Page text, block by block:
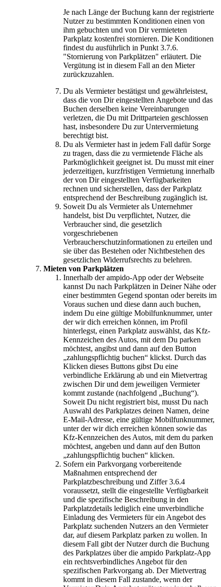
Je nach Länge der Buchung kann der registrierte
Nutzer zu bestimmten Konditionen einen von
ihm gebuchten und von Dir vermieteten
Parkplatz kostenfrei stornieren. Die Konditionen
findest du ausführlich in Punkt 3.7.6.
"Stornierung von Parkplätzen" erläutert. Die
Vergütung ist in diesem Fall an den Mieter
zurückzuzahlen.
Du als Vermieter bestätigst und gewährleistest,
dass die von Dir eingestellten Angebote und das
Buchen derselben keine Vereinbarungen
verletzen, die Du mit Drittparteien geschlossen
hast, insbesondere Du zur Untervermietung
berechtigt bist.
Du als Vermieter hast in jedem Fall dafür Sorge
zu tragen, dass die zu vermietende Fläche als
Parkmöglichkeit geeignet ist. Du musst mit einer
jederzeitigen, kurzfristigen Vermietung innerhalb
der von Dir eingestellten Verfügbarkeiten
rechnen und sicherstellen, dass der Parkplatz
entsprechend der Beschreibung zugänglich ist.
Soweit Du als Vermieter als Unternehmer
handelst, bist Du verpflichtet, Nutzer, die
Verbraucher sind, die gesetzlich
vorgeschriebenen
Verbraucherschutzinformationen zu erteilen und
sie über das Bestehen oder Nichtbestehen des
gesetzlichen Widerrufsrechts zu belehren.
Mieten von Parkplätzen
Innerhalb der ampido-App oder der Webseite
kannst Du nach Parkplätzen in Deiner Nähe oder
einer bestimmten Gegend spontan oder bereits im
Voraus suchen und diese dann auch buchen,
indem Du eine gültige Mobilfunknummer, unter
der wir dich erreichen können, im Profil
hinterlegst, einen Parkplatz auswählst, das Kfz-
Kennzeichen des Autos, mit dem Du parken
möchtest, angibst und dann auf den Button
„zahlungspflichtig buchen“ klickst. Durch das
Klicken dieses Buttons gibst Du eine
verbindliche Erklärung ab und ein Mietvertrag
zwischen Dir und dem jeweiligen Vermieter
kommt zustande (nachfolgend „Buchung“).
Soweit Du nicht registriert bist, musst Du nach
Auswahl des Parkplatzes deinen Namen, deine
E-Mail-Adresse, eine gültige Mobilfunknummer,
unter der wir dich erreichen können sowie das
Kfz-Kennzeichen des Autos, mit dem du parken
möchtest, angeben und dann auf den Button
„zahlungspflichtig buchen“ klicken.
Sofern ein Parkvorgang vorbereitende
Maßnahmen entsprechend der
Parkplatzbeschreibung und Ziffer 3.6.4
voraussetzt, stellt die eingestellte Verfügbarkeit
und die spezifische Beschreibung in den
Parkplatzdetails lediglich eine unverbindliche
Einladung des Vermieters für ein Angebot des
Parkplatz suchenden Nutzers an den Vermieter
dar, auf diesem Parkplatz parken zu wollen. In
diesem Fall gibt der Nutzer durch die Buchung
des Parkplatzes über die ampido Parkplatz-App
ein rechtsverbindliches Angebot für den
spezifischen Parkvorgang ab. Der Mietvertrag
kommt in diesem Fall zustande, wenn der